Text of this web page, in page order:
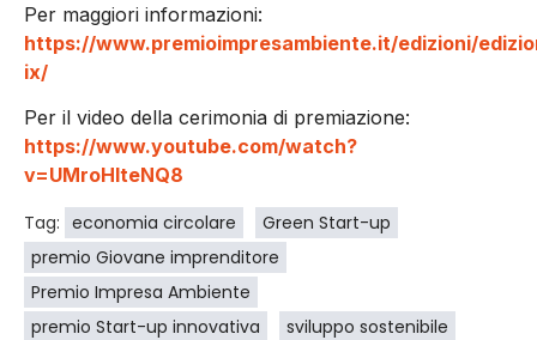
Per maggiori informazioni:
https://www.premioimpresambiente.it/edizioni/
ix/
Per il video della cerimonia di premiazione:
https://www.youtube.com/watch?
v=UMroHIteNQ8
Tag: economia circolare
Green Start-up
premio Giovane imprenditore
Premio Impresa Ambiente
premio Start-up innovativa
sviluppo sostenibile